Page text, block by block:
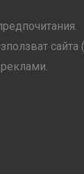
сайта